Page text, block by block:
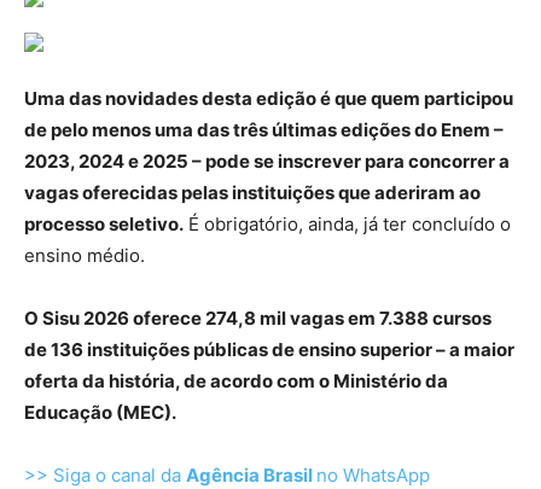
Uma das novidades desta edição é que quem participou
de pelo menos uma das três últimas edições do Enem –
2023, 2024 e 2025 – pode se inscrever para concorrer a
vagas oferecidas pelas instituições que aderiram ao
processo seletivo. É obrigatório, ainda, já ter concluído o
ensino médio.
O Sisu 2026 oferece 274,8 mil vagas em 7.388 cursos
de 136 instituições públicas de ensino superior – a maior
oferta da história, de acordo com o Ministério da
Educação (MEC).
>> Siga o canal da Agência Brasil no WhatsApp